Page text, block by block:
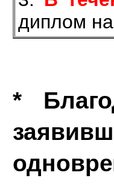
диплом
*